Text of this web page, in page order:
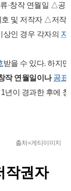
·창작 연월일 △공
및 저작자 △저작
인 경우 각자의 지
받을 수 있다. 하지만
작 연월일이나공표
년이 경과한 후에
출처=게티이미지
작권자